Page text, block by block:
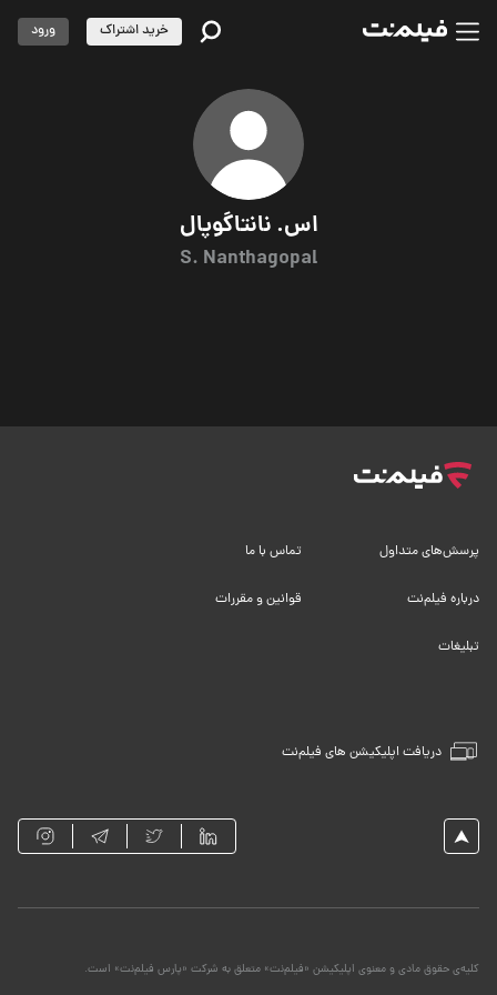
اس. نانتاگوپال
S. Nanthagopal
خرید اشتراک ورود
دریافت اپلیکیشن های فیلم‌نت
پرسش‌های متداول تماس با ما
درباره فیلم‌نت قوانین و مقررات
تبلیغات
کلیه‌ی حقوق مادی و معنوی اپلیکیشن «فیلم‌نت» متعلق به شرکت «پارس فیلم‌نت» است.